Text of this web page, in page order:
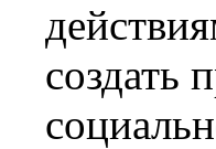
создать